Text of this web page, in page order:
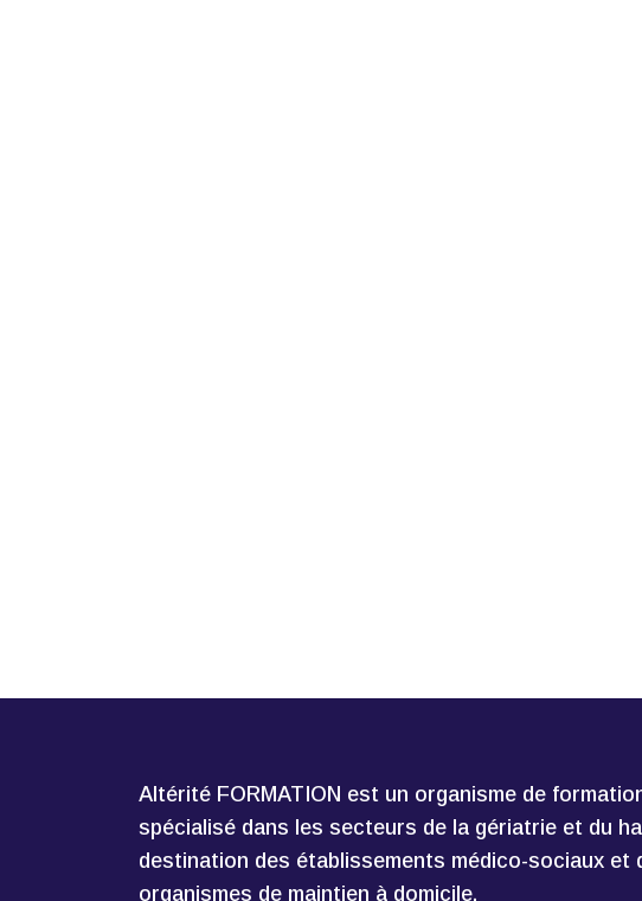
Altérité FORMATION est un organisme de
spécialisé dans les secteurs de la gériatrie et du
destination des établissements médico-sociaux et
organismes de maintien à domicile.